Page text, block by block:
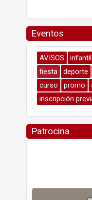
Eventos
AVISOS infantil
fiesta
deporte
curso
promo
inscripción
Patrocina